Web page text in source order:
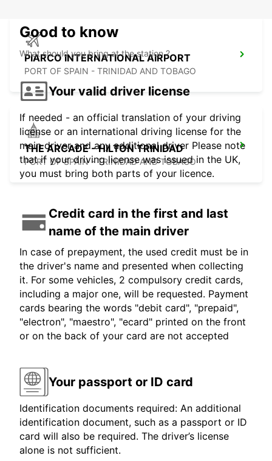
PIARCO INTERNATIONAL AIRPORT
PORT OF SPAIN - TRINIDAD AND TOBAGO
THE ARCADE - HILTON TRINIDAD
PORT OF SPAIN - TRINIDAD AND TOBAGO
Good to know
What should you bring at the station ?
Your valid driver license
If needed - an official translation of your driving
license or an international driving license for the
main driver and any additional driver Please note
that if your driving license was issued in the UK,
you must bring both parts of your licence.
Credit card in the first and last
name of the main driver
In case of prepayment, the used credit must be in
the driver's name and presented when collecting
it. For some vehicles, 2 compulsory credit cards,
including a major one, will be requested. Payment
cards bearing the words "debit card", "prepaid",
"electron", "maestro", "ecard" printed on the front
or on the back of your card are not accepted
Your passport or ID card
Identification documents required: An additional
identification document, such as a passport or ID
card will also be required. The driver’s license
alone is not sufficient.